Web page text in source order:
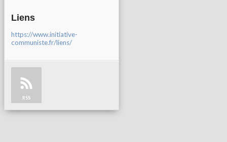
Liens
https://www.initiative-
communiste.fr/liens/
RSS